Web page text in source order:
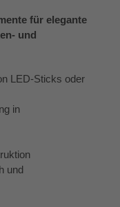
für elegante
und
LED-Sticks oder
in
und